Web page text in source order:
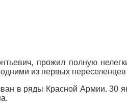
прожил полную
из первых
в ряды Красной Армии. 30